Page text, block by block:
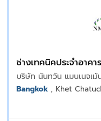
ช่างเทคนิคประจำอาค
บริษัท นันทวัน แมนเนจเม้
Bangkok , Khet